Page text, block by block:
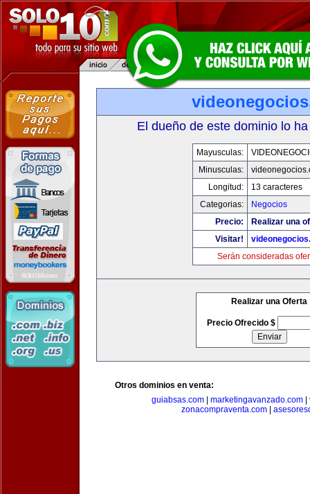
El dueño de este dominio lo
Mayusculas:
Minusculas:
Longitud:
13 caracteres
Categorias:
Negocios
Precio:
Realizar una
Visitar!
Serán consideradas
Realizar una Oferta
Precio Ofrecido $
Otros dominios en venta:
guiabsas.com
marketingavanzado.com
zonacompraventa.com|